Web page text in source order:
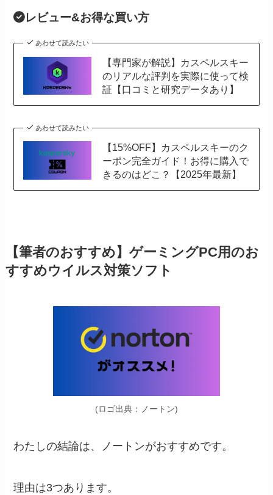
レビュー&お得な買い方
あわせて読みたい
【専門家が解説】カスペルスキー
のリアルな評判を実際に使って検
証【口コミと研究データあり】
あわせて読みたい
【15%OFF】カスペルスキーのク
ーポン完全ガイド！お得に購入で
きるのはどこ？【2025年最新】
【筆者のおすすめ】ゲーミングPC用のお
すすめウイルス対策ソフト
(ロゴ出典：ノートン)
わたしの結論は、ノートンがおすすめです。
理由は3つあります。